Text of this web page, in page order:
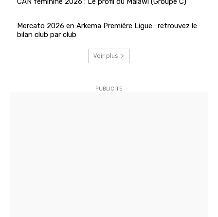
Mercato 2026 en Arkema Première Ligue : retrouvez le
bilan club par club
Voir plus